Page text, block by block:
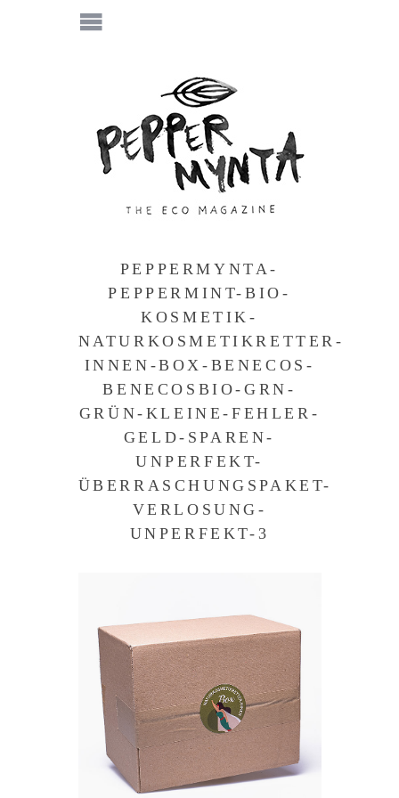
PEPPERMYNTA-
PEPPERMINT-BIO-
KOSMETIK-
NATURKOSMETIKRETTER-
INNEN-BOX-BENECOS-
BENECOSBIO-GRN-
GRÜN-KLEINE-FEHLER-
GELD-SPAREN-
UNPERFEKT-
ÜBERRASCHUNGSPAKET-
VERLOSUNG-
UNPERFEKT-3